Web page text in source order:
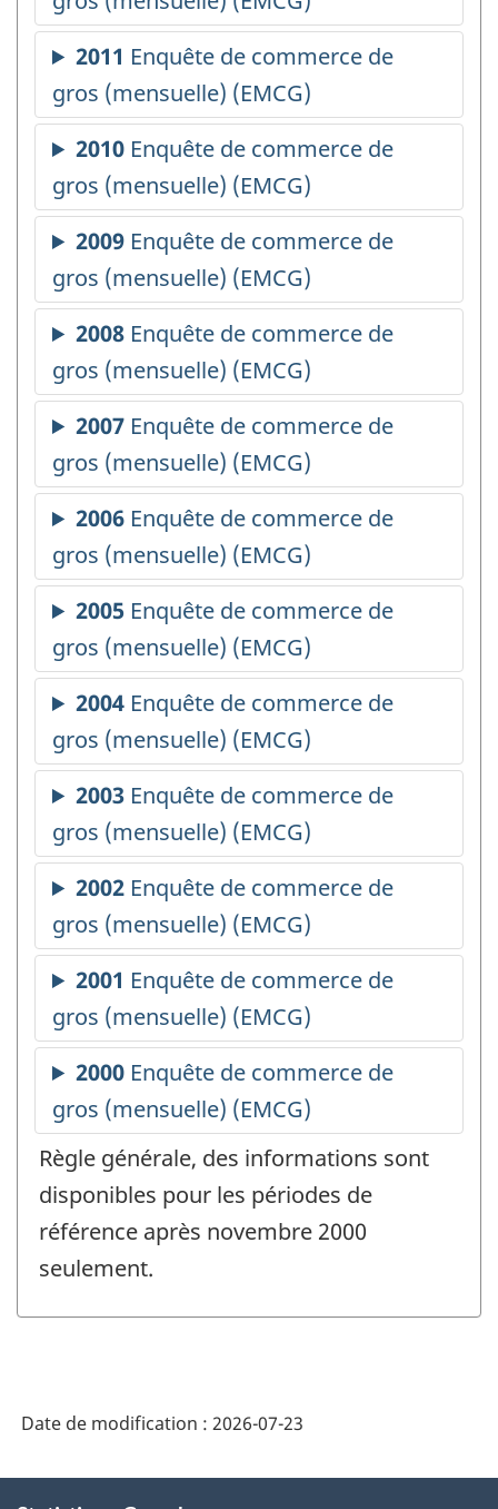
Règle générale, des informations sont
disponibles pour les périodes de
référence après novembre 2000
seulement.
Date de modification : 2026-07-23